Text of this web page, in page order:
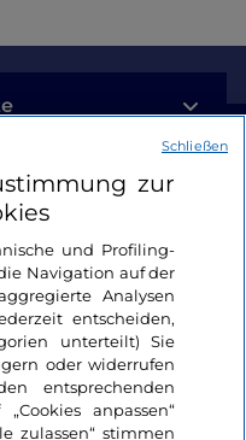
zur
und Profiling-
Navigation auf der
Analysen
entscheiden,
unterteilt) Sie
oder widerrufen
entsprechenden
anpassen“
zulassen“ stimmen
Schließen